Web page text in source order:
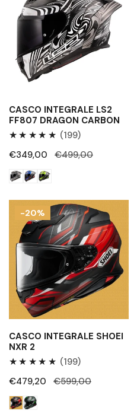
LS2
FF807
Carbon
CASCO INTEGRALE LS2
FF807 DRAGON CARBON
(199)199
Recensioni
Prezzo
vendita
€349,00
Prezzo
regolare
€499,00
integrale
Shoei
NXR
-20%
CASCO INTEGRALE SHOEI
NXR 2
(199)199
Recensioni
Prezzo
di
vendita
€479,20
Prezzo
regolare
€599,00